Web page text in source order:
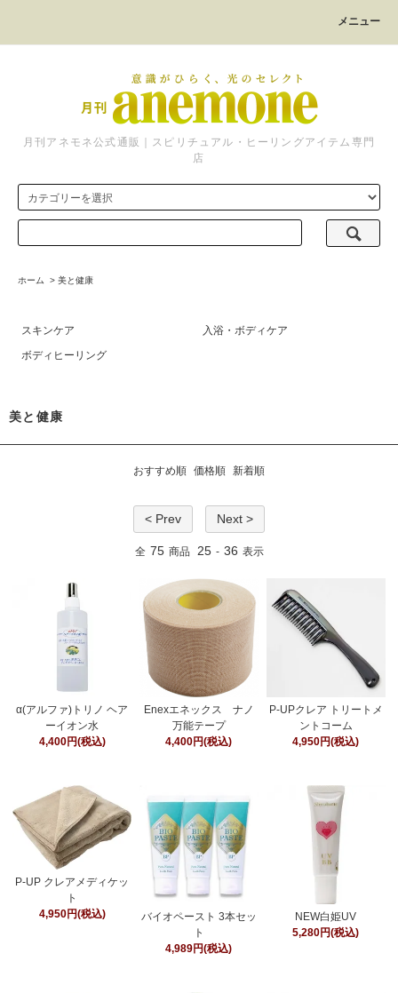
メニュー
月刊アネモネ公式通販｜スピリチュアル・ヒーリングアイテム専門
店
ホーム > 美と健康
スキンケア
入浴・ボディケア
ボディヒーリング
美と健康
おすすめ順 価格順 新着順
< Prev Next >
全 75 商品 25 - 36 表示
α(アルファ)トリノ ヘア
ーイオン水
4,400円(税込)
Enexエネックス ナノ
万能テープ
4,400円(税込)
P-UPクレア トリートメ
ントコーム
4,950円(税込)
P-UP クレアメディケッ
ト
4,950円(税込)
バイオペースト 3本セッ
ト
4,989円(税込)
NEW白姫UV
5,280円(税込)